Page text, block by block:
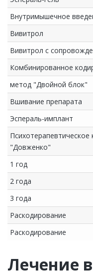
Внутримышечное
Вивитрол
Вивитрол с
Комбинированное
метод "Двойной блок"
Вшивание препарата
Эспераль-имплант
"Довженко"
1 год
2 года
3 года
Раскодирование
Раскодирование
Лечение